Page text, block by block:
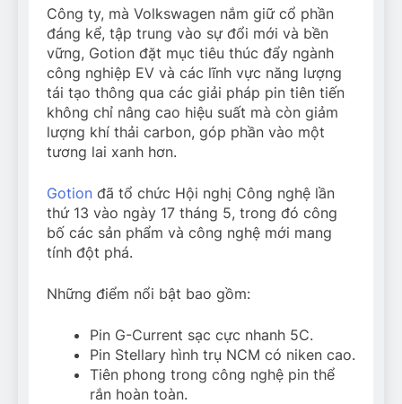
Công ty, mà Volkswagen nắm giữ cổ phần
đáng kể, tập trung vào sự đổi mới và bền
vững, Gotion đặt mục tiêu thúc đẩy ngành
công nghiệp EV và các lĩnh vực năng lượng
tái tạo thông qua các giải pháp pin tiên tiến
không chỉ nâng cao hiệu suất mà còn giảm
lượng khí thải carbon, góp phần vào một
tương lai xanh hơn.
Gotion đã tổ chức Hội nghị Công nghệ lần
thứ 13 vào ngày 17 tháng 5, trong đó công
bố các sản phẩm và công nghệ mới mang
tính đột phá.
Những điểm nổi bật bao gồm:
Pin G-Current sạc cực nhanh 5C.
Pin Stellary hình trụ NCM có niken cao.
Tiên phong trong công nghệ pin thể
rắn hoàn toàn.